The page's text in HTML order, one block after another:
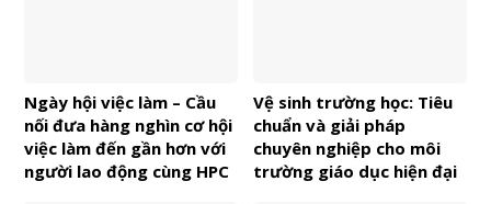
Ngày hội việc làm – Cầu
nối đưa hàng nghìn cơ hội
việc làm đến gần hơn với
người lao động cùng HPC
Vệ sinh trường học: Tiêu
chuẩn và giải pháp
chuyên nghiệp cho môi
trường giáo dục hiện đại